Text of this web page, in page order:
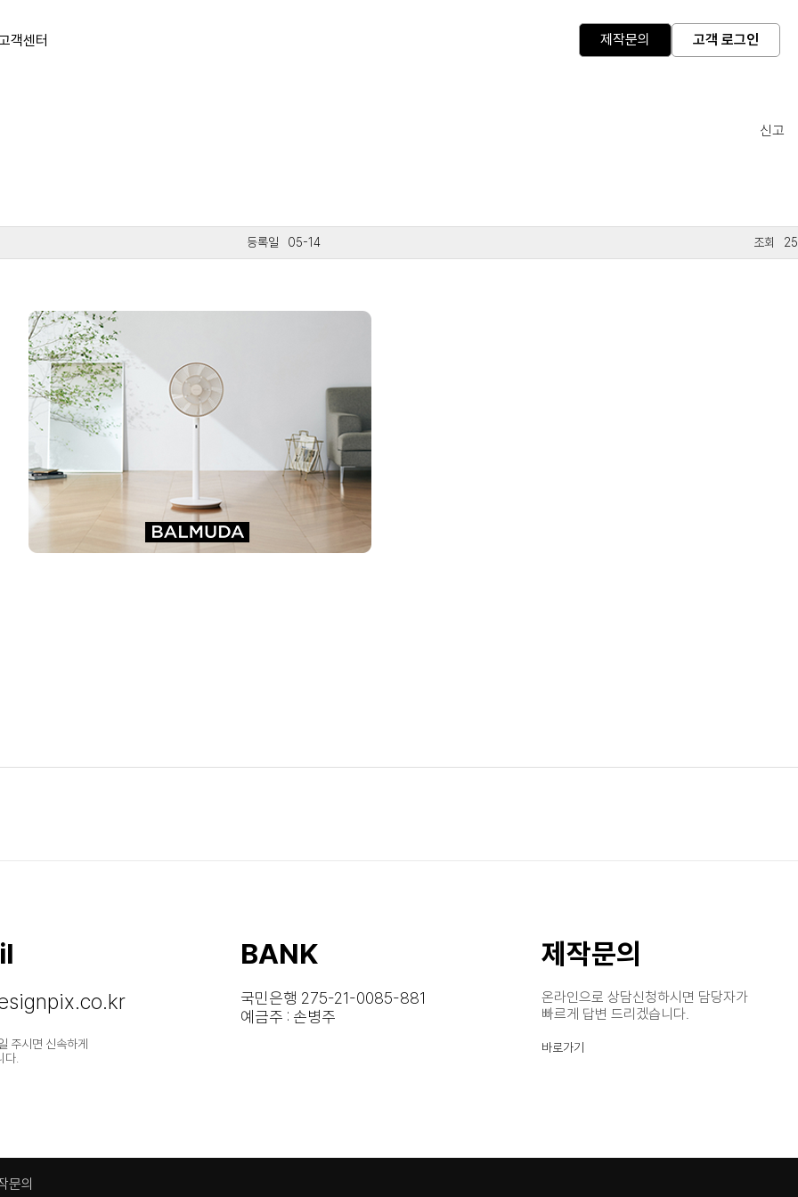
객센터 제작문의 고객 로그인
05-14 25
신고
주시면 신속하게
다.
BANK
국민은행 275-21-0085-881
예금주 : 손병주
제작문의
온라인으로 상담신청하시면 담당자가
빠르게 답변 드리겠습니다.
바로가기
문의